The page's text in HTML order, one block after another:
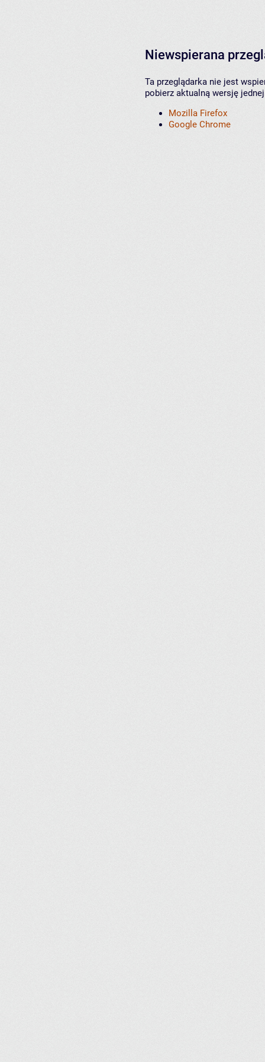
Niewspierana
Ta przeglądarka nie jest
pobierz aktualną wersję
Mozilla Firefox
Google Chrome